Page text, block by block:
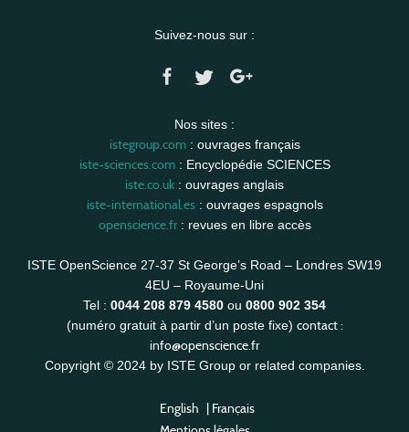
Suivez-nous sur :
Nos sites :
istegroup.com: ouvrages français
iste-sciences.com: Encyclopédie SCIENCES
iste.co.uk : ouvrages anglais
iste-international.es: ouvrages espagnols
openscience.fr: revues en libre accès
ISTE OpenScience 27-37 St George’s Road – Londres SW19
4EU – Royaume-Uni
Tel : 0044 208 879 4580 ou 0800 902 354
(numéro gratuit à partir d’un poste fixe) contact :
info@openscience.fr
Copyright © 2024 by ISTE Group or related companies.
English | Français